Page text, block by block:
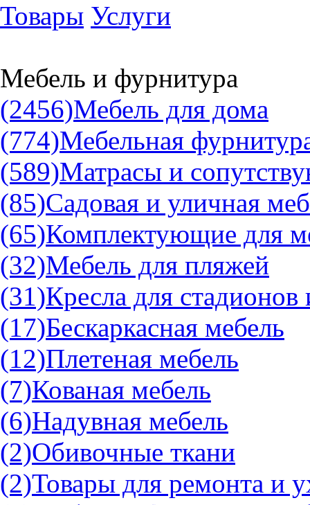
Товары Услуги
Мебель и фурнитура
(2456)Мебель для дома
(774)Мебельная
(589)Матрасы и
(85)Садовая и уличная
(65)Комплектующие для
(32)Мебель для пляжей
(31)Кресла для стадионов
(17)Бескаркасная мебель
(12)Плетеная мебель
(7)Кованая мебель
(6)Надувная мебель
(2)Обивочные ткани
(2)Товары для ремонта и